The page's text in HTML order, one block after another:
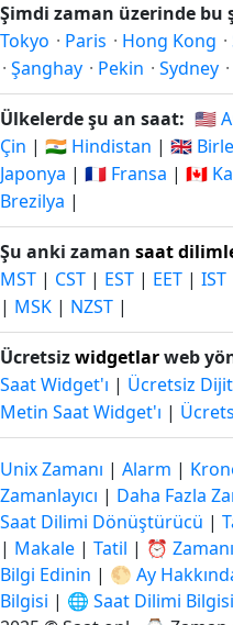
Şimdi zaman üzerinde bu
Tokyo · Paris · Hong Kong ·
· Şanghay · Pekin · Sydney ·
Ülkelerde şu an saat: 🇺🇸
Çin | 🇮🇳 Hindistan | 🇬🇧
Japonya | 🇫🇷 Fransa | 🇨🇦
Brezilya |
Şu anki zaman saat
MST | CST | EST | EET | IST
| MSK | NZST |
Ücretsizwidgetlarweb
Saat Widget'ı | Ücretsiz
Metin Saat Widget'ı |
Unix Zamanı | Alarm |
Zamanlayıcı | Daha Fazla
Saat Dilimi Dönüştürücü |
| Makale | Tatil | ⏰
Bilgi Edinin | 🌕 Ay
Bilgisi | 🌐 Saat Dilimi Bilgisi